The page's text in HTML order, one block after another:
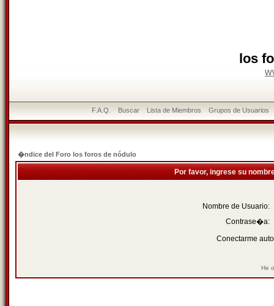
los
F.A.Q. Buscar Lista de Miembros Grupos de Usuarios
�ndice del Foro los foros de nódulo
Por favor, ingrese su
Nombre de Usuario:
Contrase�a:
Conectarme
He